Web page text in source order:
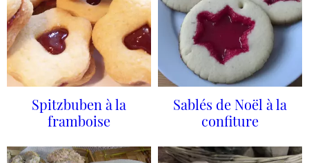
Spitzbuben à la
framboise
Sablés de Noël à la
confiture